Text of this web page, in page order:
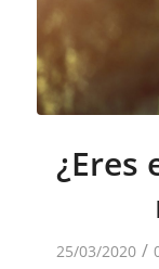
¿Eres
25/03/2020 /